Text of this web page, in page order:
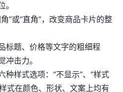
”或“直角”，改变商品卡片的整
标题、价格等文字的粗细程
冲击力。
种样式选项：“不显示”、“样式
式在颜色、形状、文案上均有